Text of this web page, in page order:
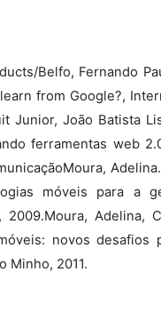
Belfo, Fernando
from Google?,
Junior, João Batista
ferramentas web
móveis para a
Adelina,
novos desafios
Minho, 2011.